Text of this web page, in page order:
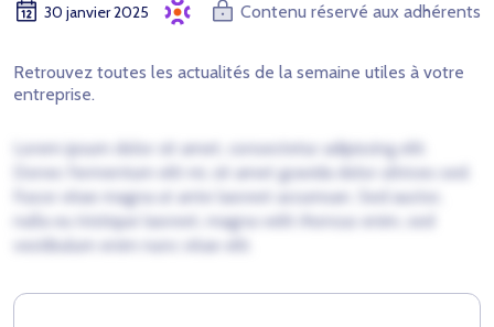
30 janvier 2025 Contenu réservé aux adhérents
Retrouvez toutes les actualités de la semaine utiles à votre
entreprise.
Lorem ipsum dolor sit amet, consectetur adipiscing elit.
Donec fermentum elit mi, sit amet gravida dolor ultrices sed.
Fusce vitae magna ut ante laoreet accumsan. Sed auctor,
nulla eu tristique laoreet, magna velit rhoncus enim, sed
vestibulum enim nunc vitae elit.